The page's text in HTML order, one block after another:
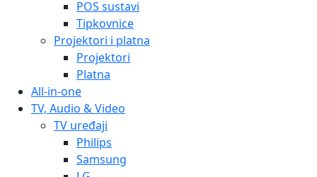
POS sustavi
Tipkovnice
Projektori i platna
Projektori
Platna
All-in-one
TV, Audio & Video
TV uređaji
Philips
Samsung